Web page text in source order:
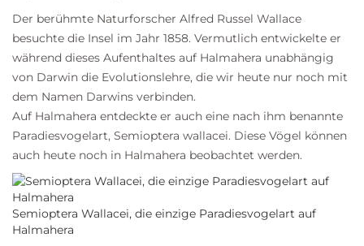
Der berühmte Naturforscher Alfred Russel Wallace
besuchte die Insel im Jahr 1858. Vermutlich entwickelte er
während dieses Aufenthaltes auf Halmahera unabhängig
von Darwin die Evolutionslehre, die wir heute nur noch mit
dem Namen Darwins verbinden.
Auf Halmahera entdeckte er auch eine nach ihm benannte
Paradiesvogelart, Semioptera wallacei. Diese Vögel können
auch heute noch in Halmahera beobachtet werden.
Semioptera Wallacei, die einzige Paradiesvogelart auf
Halmahera